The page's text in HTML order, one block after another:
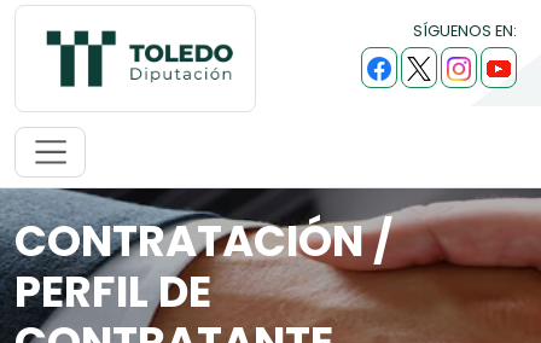
SÍGUENOS EN:
CONTRATACIÓN /
PERFIL DE